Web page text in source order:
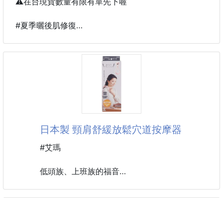
裡」 的氣息。 我們想做的很簡單：讓毛孩的日常，多
#夏季曬後肌修復
韓國最當紅的超強面膜💪
網評六顆星推薦🌟🌟🌟🌟🌟🌟
全首爾醫美診所醫院最多客人瘋搶的好貨！🤩
打造肌膚屏障，煥回美肌😍
🌟每片添加積雪草萃取精華、玻尿酸及多胜肽，滿滿
30ml安瓶精華液
長時間戴口罩，皮膚狀況不穩定，就靠這片👉積雪草
日本製 頸肩舒緩放鬆穴道按摩器
#艾瑪
低頭族、上班族的福音